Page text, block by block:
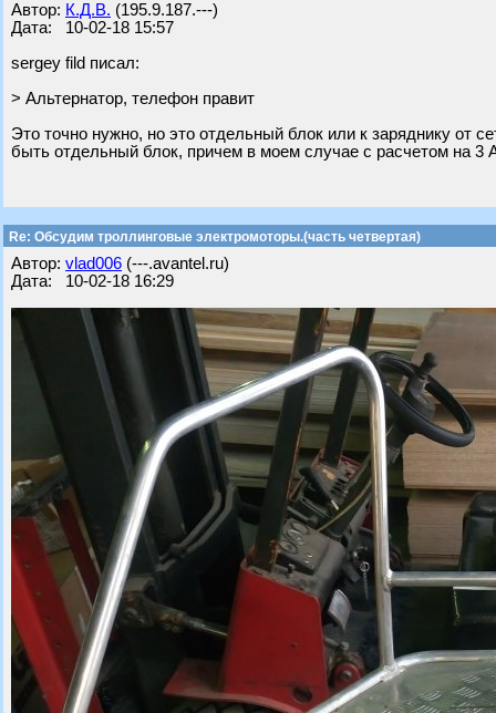
Автор: К.Д.В. (195.9.187.---)
Дата: 10-02-18 15:57
sergey fild писал:
> Альтернатор, телефон правит
Это точно нужно, но это отдельный блок или к заряднику от
быть отдельный блок, причем в моем случае с расчетом на 3
Re: Обсудим троллинговые электромоторы.(часть четвертая)
Автор: vlad006 (---.avantel.ru)
Дата: 10-02-18 16:29